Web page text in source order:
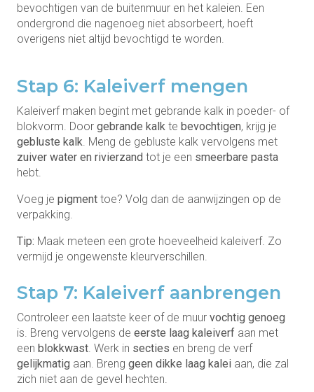
bevochtigen van de buitenmuur en het kaleien. Een
ondergrond die nagenoeg niet absorbeert, hoeft
overigens niet altijd bevochtigd te worden.
Stap 6: Kaleiverf mengen
Kaleiverf maken begint met gebrande kalk in poeder- of
blokvorm. Door gebrande kalk te bevochtigen, krijg je
gebluste kalk . Meng de gebluste kalk vervolgens met
zuiver water en rivierzand tot je een smeerbare pasta
hebt.
Voeg je pigment toe? Volg dan de aanwijzingen op de
verpakking.
Tip: Maak meteen een grote hoeveelheid kaleiverf. Zo
vermijd je ongewenste kleurverschillen.
Stap 7: Kaleiverf aanbrengen
Controleer een laatste keer of de muur vochtig genoeg
is. Breng vervolgens de eerste laag kaleiverf aan met
een blokkwast . Werk in secties en breng de verf
gelijkmatig aan. Breng geen dikke laag kalei aan, die zal
zich niet aan de gevel hechten.